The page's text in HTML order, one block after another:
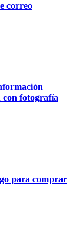
correo
con fotografía
para comprar